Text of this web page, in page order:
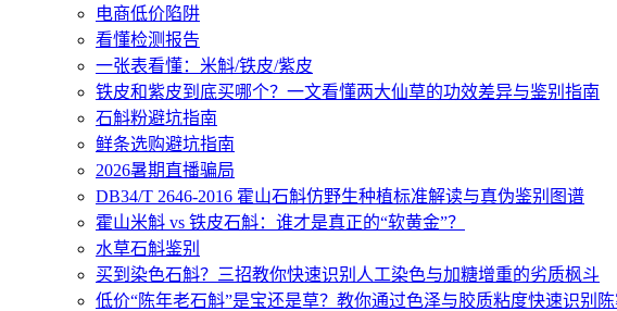
电商低价陷阱
看懂检测报告
一张表看懂：米斛/铁皮/紫皮
铁皮和紫皮到底买哪个？一文看懂两大仙草的功效差异与鉴别指南
石斛粉避坑指南
鲜条选购避坑指南
2026暑期直播骗局
DB34/T 2646-2016 霍山石斛仿野生种植标准解读与真伪鉴别图谱
霍山米斛 vs 铁皮石斛：谁才是真正的“软黄金”？
水草石斛鉴别
买到染色石斛？三招教你快速识别人工染色与加糖增重的劣质枫斗
低价“陈年老石斛”是宝还是草？教你通过色泽与胶质粘度快速识别